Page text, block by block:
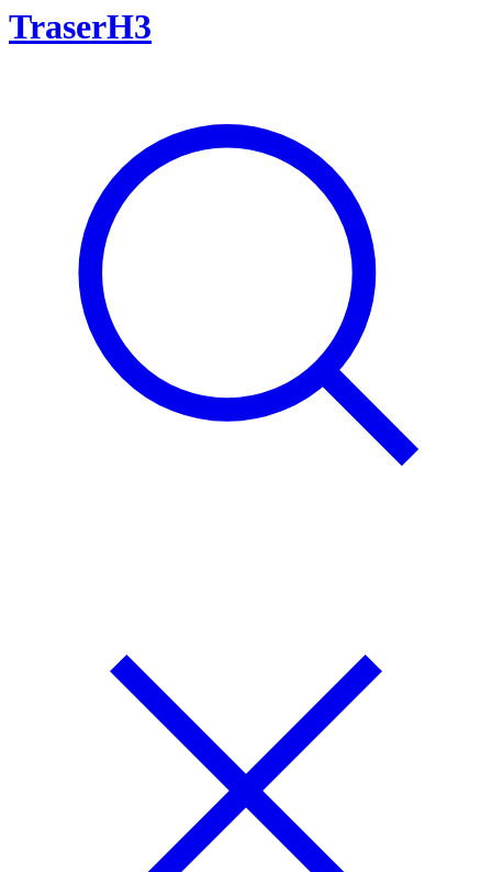
TraserH3